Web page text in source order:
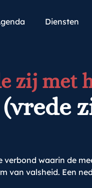
Diensten
zij met
waarin de
van valsheid. Een